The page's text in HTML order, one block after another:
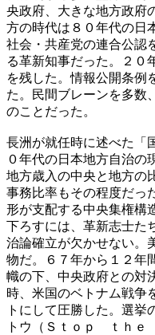
央政府、大きな地方政府
方の時代は８０年代の日
社会・共産党の連合公認
る革新知事だった。２０
を残した。情報公開条例
た。民間ブレーンを多数
のことだった。
長洲が就任時に述べた「
０年代の日本地方自治の
地方歳入の中央と地方の
事務比率もその程度だっ
形が支配する中央集権構
下ろすには、革新志士た
治論確立が欠かせない。
物だ。６７年から１２年
幟の下、中央政府との対
時、米国のベトナム戦争
トにして圧勝した。選挙
トウ（Ｓｔｏｐ ｔｈｅ